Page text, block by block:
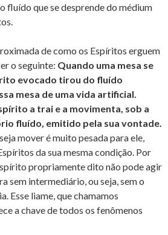
fluído que se desprende do médium
de como os Espíritos erguem
o seguinte: Quando uma mesa se
evocado tirou do fluído
mesa de uma vida artificial.
a trai e a movimenta, sob a
fluído, emitido pela sua vontade.
mover é muito pesada para ele,
da sua mesma condição. Por
propriamente dito não pode agir
sem intermediário, ou seja, sem o
Esse liame, que chamamos
a chave de todos os fenômenos